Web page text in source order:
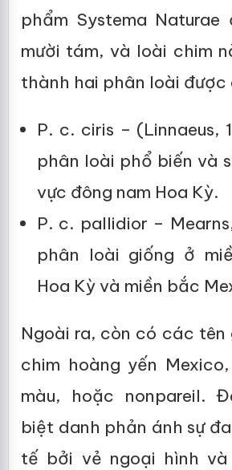
phẩm Systema
mười tám, và loài chim
thành hai phân loài được
P. c. ciris – (Linnaeus,
phân loài phổ biến và
vực đông nam Hoa Kỳ.
P. c. pallidior –
phân loài giống ở
Hoa Kỳ và miền bắc
Ngoài ra, còn có các
chim hoàng yến
màu, hoặc nonpareil.
biệt danh phản ánh sự
tế bởi vẻ ngoại hình